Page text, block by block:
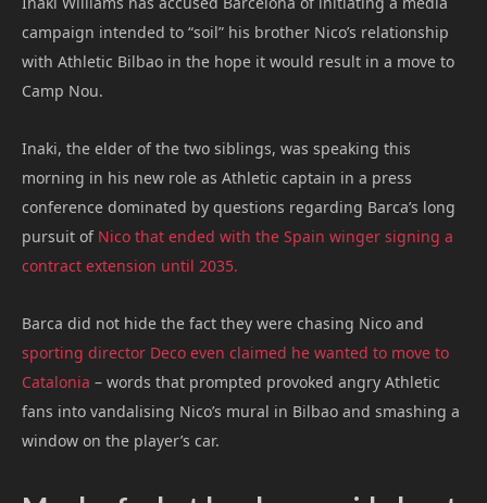
campaign intended to “soil” his brother Nico’s relationship
with Athletic Bilbao in the hope it would result in a move to
Camp Nou.
Inaki, the elder of the two siblings, was speaking this
morning in his new role as Athletic captain in a press
conference dominated by questions regarding Barca’s long
pursuit of Nico that ended with the Spain winger signing a
contract extension until 2035.
Barca did not hide the fact they were chasing Nico and
sporting director Deco even claimed he wanted to move to
Catalonia – words that prompted provoked angry Athletic
fans into vandalising Nico’s mural in Bilbao and smashing a
window on the player’s car.